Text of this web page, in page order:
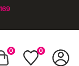
0 0